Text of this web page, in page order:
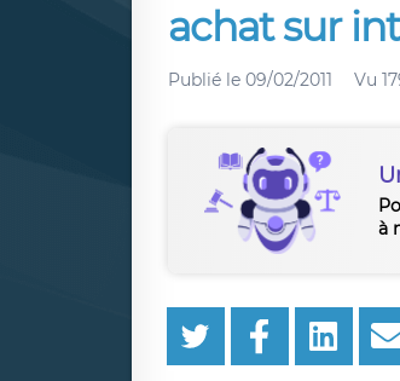
achat sur
Publié le 09/02/2011 Vu
à